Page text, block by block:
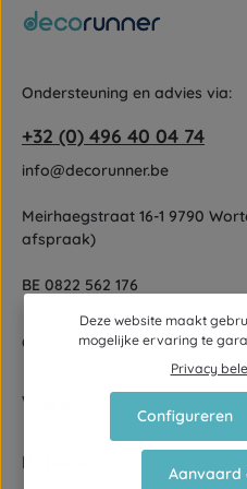
Ondersteuning en advies via:
+32 (0) 496 40 04 74
info@decorunner.be
Meirhaegstraat 16-1 9790
afspraak)
BE 0822 562 176
Of via onscontactformulier.
Volg ons
Betaalwijzen
Deze website maakt
mogelijke ervaring te
Privacy
Configureren
Aanvaard